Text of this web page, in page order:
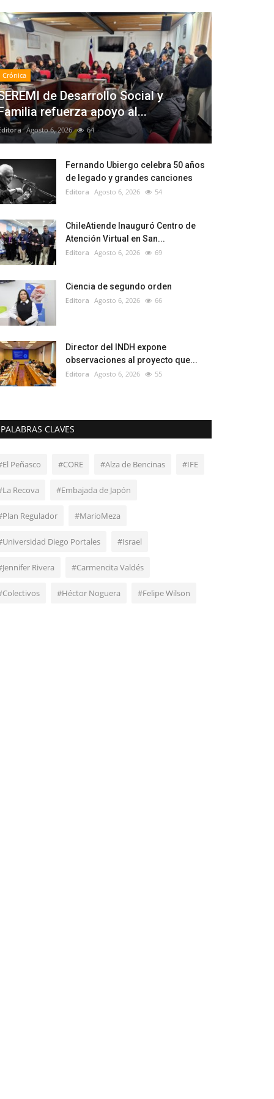
Crónica
de Desarrollo Social y
refuerza apoyo al...
Agosto 6, 2026 64
Fernando Ubiergo celebra 50 años
de legado y grandes canciones
Editora Agosto 6, 2026 54
ChileAtiende Inauguró Centro de
Atención Virtual en San...
Editora Agosto 6, 2026 69
Ciencia de segundo orden
Editora Agosto 6, 2026 66
Director del INDH expone
observaciones al proyecto que...
Editora Agosto 6, 2026 55
PALABRAS CLAVES
Peñasco #CORE #Alza de Bencinas #IFE
Recova #Embajada de Japón
Regulador #MarioMeza
Diego Portales #Israel
Rivera #Carmencita Valdés
#Héctor Noguera #Felipe Wilson